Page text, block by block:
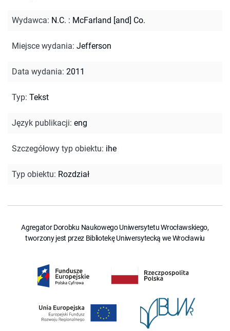
Wydawca: N.C. : McFarland [and] Co.
Miejsce wydania: Jefferson
Data wydania: 2011
Typ: Tekst
Język publikacji: eng
Szczegółowy typ obiektu: ihe
Typ obiektu: Rozdział
Agregator Dorobku Naukowego Uniwersytetu Wrocławskiego,
tworzony jest przez Bibliotekę Uniwersytecką we Wrocławiu